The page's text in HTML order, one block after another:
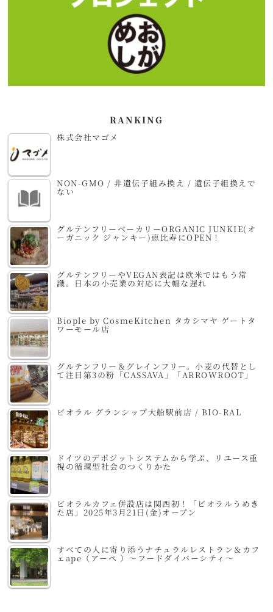
RANKING
株式会社マゴメ
NON-GMO / 非遺伝子組み換え / 遺伝子組換えで
ない
グルテンフリーベーカリーORGANIC JUNKIE(オ
ーガニック ジャンキー)恵比寿にOPEN！
グルテンフリーやVEGAN表記は欧米ではもう常
識。日本の小売業の対応に大幅な遅れ
Biople by CosmeKitchen タカシマヤ ゲートタ
ワーモール店
グルテンフリー＆グレインフリー。小麦の代替とし
て注目第3の粉「CASSAVA」「ARROWROOT」
ビオラル グランシップ大船駅前店 / BIO-RAL
ドイツのデポジットシステムから学ぶ、リユース重
視の循環型社会のつくりかた
ビオラルカフェ併設店は関西初！「ビオラルうめき
た店」2025年3月21日(金)オープン
すべての人に寄り添うナチュラルレストラン＆カフ
ェape（アーペ ）～フードダイバーシティ～